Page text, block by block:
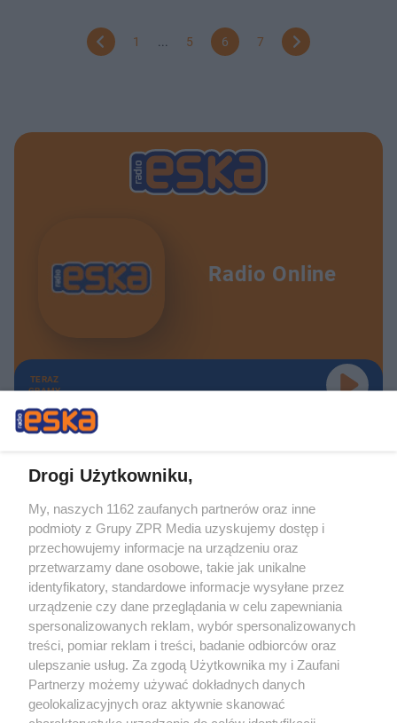
1 5 6 7
Radio Online
TERAZ
GRAMY
Żaden utwór zamieszczony w serwisie nie może być powielany i
rozpowszechniany lub dalej rozpowszechniany w jakikolwiek sposób (w
tym także elektroniczny lub mechaniczny) na jakimkolwiek polu
eksploatacji w jakiejkolwiek formie, włącznie z umieszczaniem w Internecie
bez pisemnej zgody właściciela praw. Jakiekolwiek użycie lub
wykorzystanie utworów w całości lub w części z naruszeniem prawa, tzn.
bez właściwej zgody, jest zabronione pod groźbą kary i może być ścigane
prawnie.
Drogi Użytkowniku,
My, naszych 1162 zaufanych partnerów oraz inne
podmioty z Grupy ZPR Media uzyskujemy dostęp i
przechowujemy informacje na urządzeniu oraz
przetwarzamy dane osobowe, takie jak unikalne
identyfikatory, standardowe informacje wysyłane przez
urządzenie czy dane przeglądania w celu zapewniania
spersonalizowanych reklam, wybór spersonalizowanych
treści, pomiar reklam i treści, badanie odbiorców oraz
ulepszanie usług. Za zgodą Użytkownika my i Zaufani
Partnerzy możemy używać dokładnych danych
geolokalizacyjnych oraz aktywnie skanować